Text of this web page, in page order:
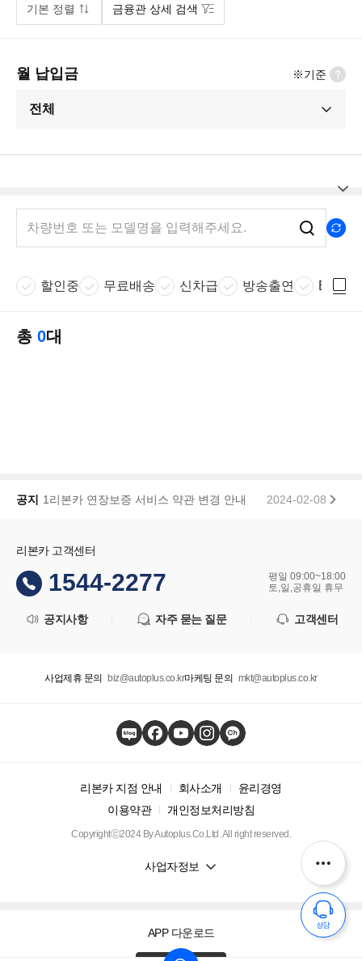
기본 정렬 금융관 상세 검색
월 납입금 ※기준
전체
할인중 무료배송 신차급 방송출연 EV 배
총 0대
공지 1리본카 연장보증 서비스 약관 변경 안내 2024-02-08
리본카 고객센터
1544-2277
평일 09:00~18:00
토,일,공휴일 휴무
공지사항 자주 묻는 질문 고객센터
사업제휴 문의 biz@autoplus.co.kr마케팅 문의 mkt@autoplus.co.kr
리본카 지점 안내 회사소개
윤리경영
이용약관
개인정보처리방침
Copyrightⓒ2024 By Autoplus.Co.Ltd. All right reserved.
사업자정보
APP 다운로드